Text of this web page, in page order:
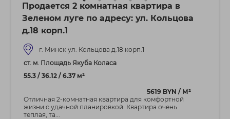
Продается 2 комнатная квартира в
Зеленом луге по адресу: ул. Кольцова
д.18 корп.1
г. Минск ул. Кольцова д.18 корп.1
ст. м. Площадь Якуба Коласа
55.3 / 36.12 / 6.37 м²
5619 BYN / М²
Отличная 2-комнатная квартира для комфортной
жизни с удачной планировкой. Квартира очень
теплая, та...